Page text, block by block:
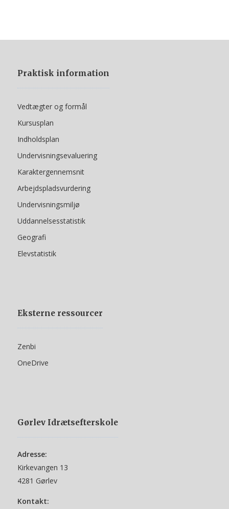
Praktisk information
Vedtægter og formål
Kursusplan
Indholdsplan
Undervisningsevaluering
Karaktergennemsnit
Arbejdspladsvurdering
Undervisningsmiljø
Uddannelsesstatistik
Geografi
Elevstatistik
Eksterne ressourcer
Zenbi
OneDrive
Gørlev Idrætsefterskole
Adresse:
Kirkevangen 13
4281 Gørlev
Kontakt: